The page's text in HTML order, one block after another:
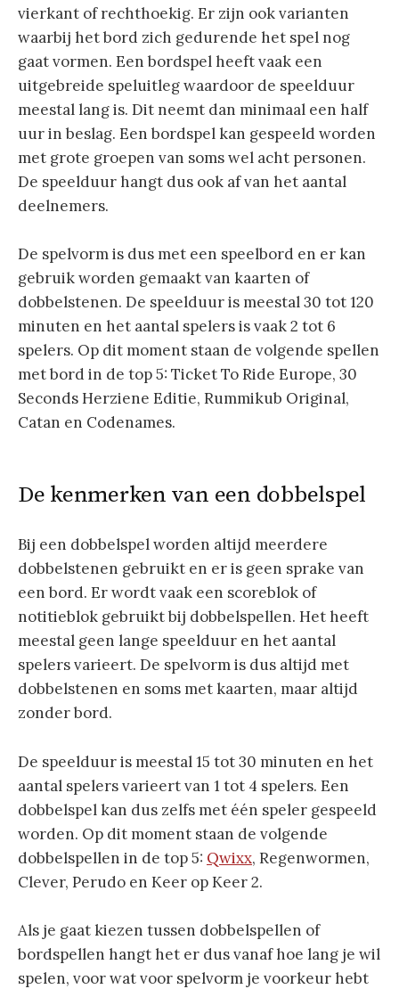
vierkant of rechthoekig. Er zijn ook varianten
waarbij het bord zich gedurende het spel nog
gaat vormen. Een bordspel heeft vaak een
uitgebreide speluitleg waardoor de speelduur
meestal lang is. Dit neemt dan minimaal een half
uur in beslag. Een bordspel kan gespeeld worden
met grote groepen van soms wel acht personen.
De speelduur hangt dus ook af van het aantal
deelnemers.
De spelvorm is dus met een speelbord en er kan
gebruik worden gemaakt van kaarten of
dobbelstenen. De speelduur is meestal 30 tot 120
minuten en het aantal spelers is vaak 2 tot 6
spelers. Op dit moment staan de volgende spellen
met bord in de top 5: Ticket To Ride Europe, 30
Seconds Herziene Editie, Rummikub Original,
Catan en Codenames.
De kenmerken van een dobbelspel
Bij een dobbelspel worden altijd meerdere
dobbelstenen gebruikt en er is geen sprake van
een bord. Er wordt vaak een scoreblok of
notitieblok gebruikt bij dobbelspellen. Het heeft
meestal geen lange speelduur en het aantal
spelers varieert. De spelvorm is dus altijd met
dobbelstenen en soms met kaarten, maar altijd
zonder bord.
De speelduur is meestal 15 tot 30 minuten en het
aantal spelers varieert van 1 tot 4 spelers. Een
dobbelspel kan dus zelfs met één speler gespeeld
worden. Op dit moment staan de volgende
dobbelspellen in de top 5: Qwixx, Regenwormen,
Clever, Perudo en Keer op Keer 2.
Als je gaat kiezen tussen dobbelspellen of
bordspellen hangt het er dus vanaf hoe lang je wil
spelen, voor wat voor spelvorm je voorkeur hebt